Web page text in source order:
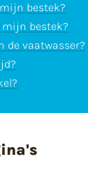
bestek?
bestek?
de vaatwasser?